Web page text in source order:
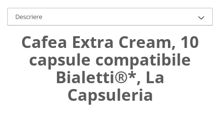
Descriere
Cafea Extra Cream, 10
capsule compatibile
Bialetti®*, La
Capsuleria